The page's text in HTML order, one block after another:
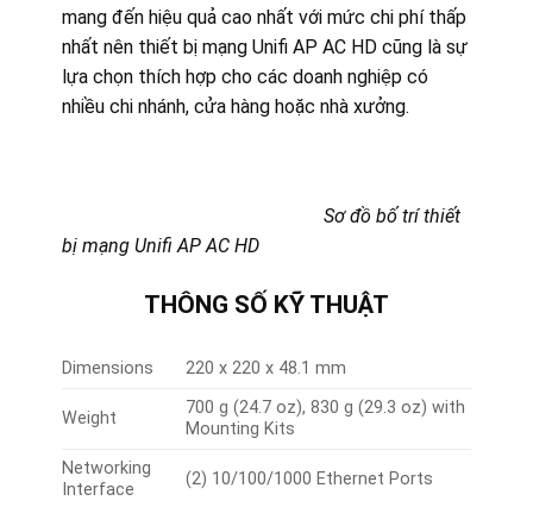
mang đến hiệu quả cao nhất với mức chi phí thấp
nhất nên thiết bị mạng Unifi AP AC HD cũng là sự
lựa chọn thích hợp cho các doanh nghiệp có
nhiều chi nhánh, cửa hàng hoặc nhà xưởng.
Sơ đồ bố trí thiết
bị mạng Unifi AP AC HD
THÔNG SỐ KỸ THUẬT
Dimensions 220 x 220 x 48.1 mm
Weight
700 g (24.7 oz), 830 g (29.3 oz) with
Mounting Kits
Networking
Interface
(2) 10/100/1000 Ethernet Ports